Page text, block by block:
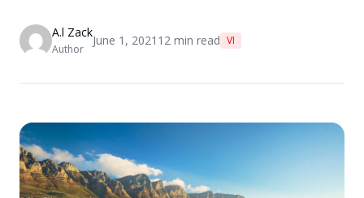
A.l Zack
Author
June 1, 2021 12 min read VI